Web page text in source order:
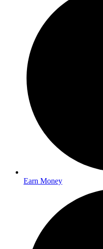
Earn Money